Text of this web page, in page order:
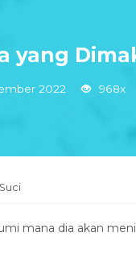
yang
2022 968x
mana dia akan